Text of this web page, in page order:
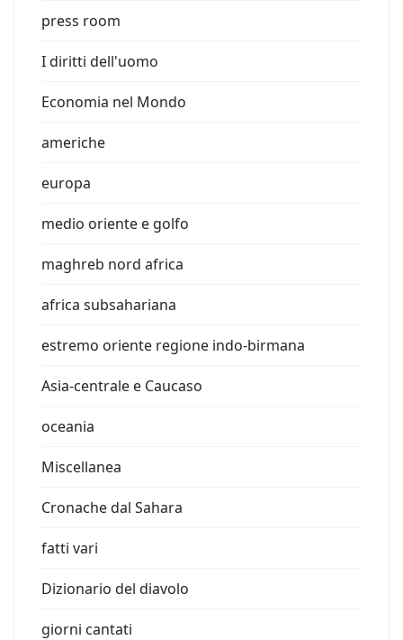
press room
I diritti dell'uomo
Economia nel Mondo
americhe
europa
medio oriente e golfo
maghreb nord africa
africa subsahariana
estremo oriente regione indo-birmana
Asia-centrale e Caucaso
oceania
Miscellanea
Cronache dal Sahara
fatti vari
Dizionario del diavolo
giorni cantati